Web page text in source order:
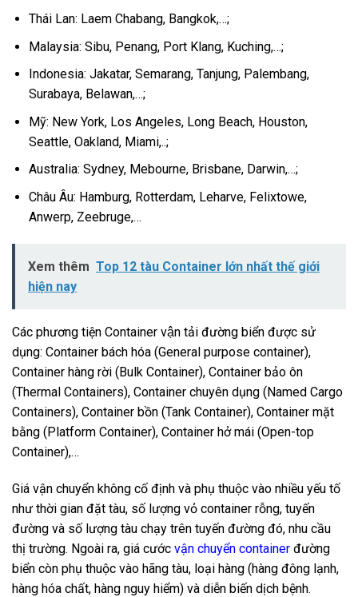
Thái Lan: Laem Chabang, Bangkok,…;
Malaysia: Sibu, Penang, Port Klang, Kuching,…;
Indonesia: Jakatar, Semarang, Tanjung, Palembang,
Surabaya, Belawan,…;
Mỹ: New York, Los Angeles, Long Beach, Houston,
Seattle, Oakland, Miami,..;
Australia: Sydney, Mebourne, Brisbane, Darwin,…;
Châu Âu: Hamburg, Rotterdam, Leharve, Felixtowe,
Anwerp, Zeebruge,…
Xem thêm Top 12 tàu Container lớn nhất thế giới
hiện nay
Các phương tiện Container vận tải đường biển được sử
dụng: Container bách hóa (General purpose container),
Container hàng rời (Bulk Container), Container bảo ôn
(Thermal Containers), Container chuyên dụng (Named Cargo
Containers), Container bồn (Tank Container), Container mặt
bằng (Platform Container), Container hở mái (Open-top
Container),…
Giá vận chuyển không cố định và phụ thuộc vào nhiều yếu tố
như thời gian đặt tàu, số lượng vỏ container rỗng, tuyến
đường và số lượng tàu chạy trên tuyến đường đó, nhu cầu
thị trường. Ngoài ra, giá cước vận chuyển container đường
biển còn phụ thuộc vào hãng tàu, loại hàng (hàng đông lạnh,
hàng hóa chất, hàng nguy hiểm) và diễn biến dịch bệnh.